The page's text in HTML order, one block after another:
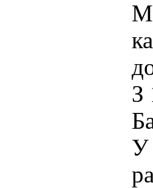
З
У